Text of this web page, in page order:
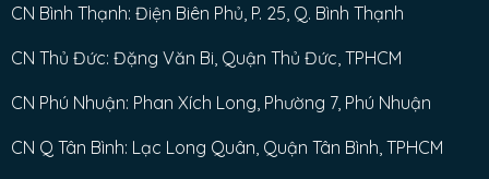
CN Bình Thạnh: Điện Biên Phủ, P. 25, Q. Bình Thạnh
CN Thủ Đức: Đặng Văn Bi, Quận Thủ Đức, TPHCM
CN Phú Nhuận: Phan Xích Long, Phường 7, Phú Nhuận
CN Q Tân Bình: Lạc Long Quân, Quận Tân Bình, TPHCM